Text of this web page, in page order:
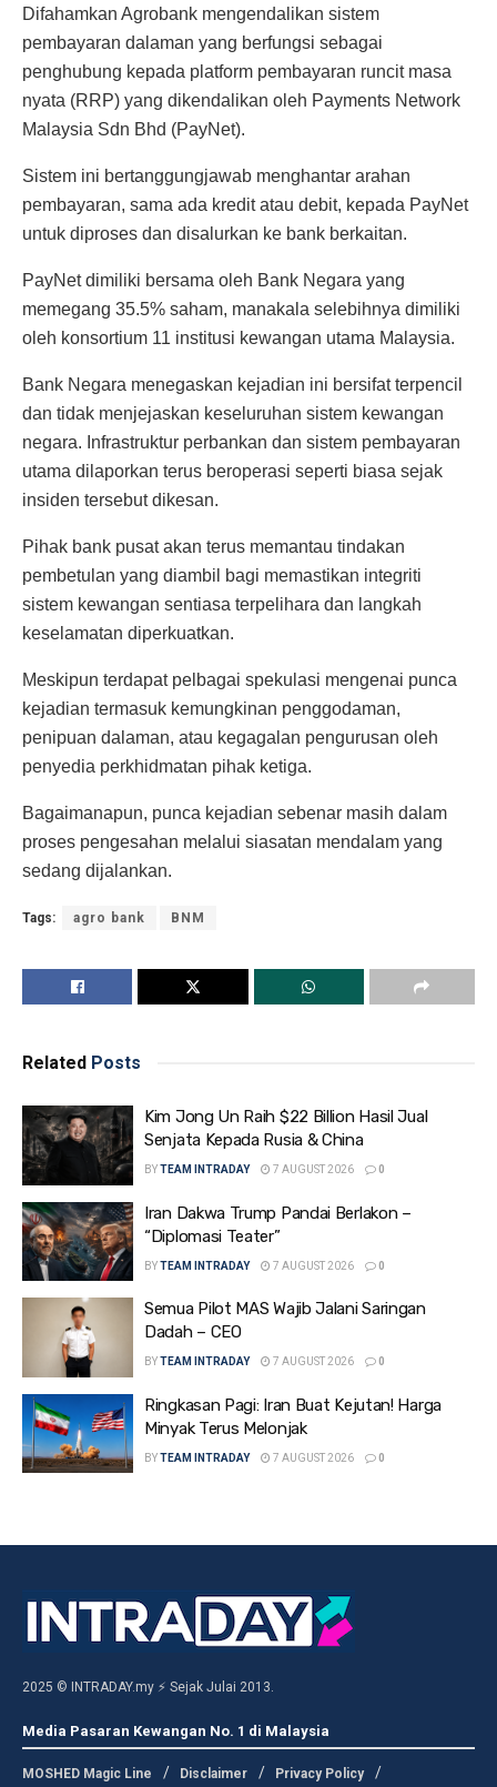
Difahamkan Agrobank mengendalikan sistem
pembayaran dalaman yang berfungsi sebagai
penghubung kepada platform pembayaran runcit masa
nyata (RRP) yang dikendalikan oleh Payments Network
Malaysia Sdn Bhd (PayNet).
Sistem ini bertanggungjawab menghantar arahan
pembayaran, sama ada kredit atau debit, kepada PayNet
untuk diproses dan disalurkan ke bank berkaitan.
PayNet dimiliki bersama oleh Bank Negara yang
memegang 35.5% saham, manakala selebihnya dimiliki
oleh konsortium 11 institusi kewangan utama Malaysia.
Bank Negara menegaskan kejadian ini bersifat terpencil
dan tidak menjejaskan keseluruhan sistem kewangan
negara. Infrastruktur perbankan dan sistem pembayaran
utama dilaporkan terus beroperasi seperti biasa sejak
insiden tersebut dikesan.
Pihak bank pusat akan terus memantau tindakan
pembetulan yang diambil bagi memastikan integriti
sistem kewangan sentiasa terpelihara dan langkah
keselamatan diperkuatkan.
Meskipun terdapat pelbagai spekulasi mengenai punca
kejadian termasuk kemungkinan penggodaman,
penipuan dalaman, atau kegagalan pengurusan oleh
penyedia perkhidmatan pihak ketiga.
Bagaimanapun, punca kejadian sebenar masih dalam
proses pengesahan melalui siasatan mendalam yang
sedang dijalankan.
Tags: agro bank BNM
Related Posts
Kim Jong Un Raih $22 Billion Hasil Jual
Senjata Kepada Rusia & China
BYTEAM INTRADAY 7 AUGUST 2026 0
Iran Dakwa Trump Pandai Berlakon –
“Diplomasi Teater”
BYTEAM INTRADAY 7 AUGUST 2026 0
Semua Pilot MAS Wajib Jalani Saringan
Dadah – CEO
BYTEAM INTRADAY 7 AUGUST 2026 0
Ringkasan Pagi: Iran Buat Kejutan! Harga
Minyak Terus Melonjak
BYTEAM INTRADAY 7 AUGUST 2026 0
2025 © INTRADAY.my ⚡ Sejak Julai 2013.
Media Pasaran Kewangan No. 1 di Malaysia
MOSHED Magic Line Disclaimer Privacy Policy